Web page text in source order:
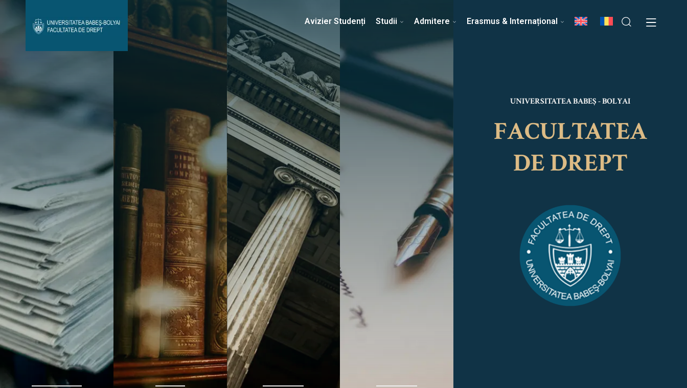
Avizier Studenți Admitere Erasmus & Internațional Despre Facultate Știri Echipa Facultății
Contact
Avizier Studenți Studii Admitere Erasmus & Internațional
UNIVERSITATEA BABEȘ - BOLYAI
FACULTATEA
DE DREPT